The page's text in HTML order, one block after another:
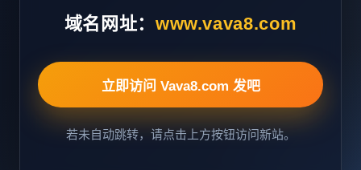
域名网址： www.vava8.com
立即访问 Vava8.com 发吧
若未自动跳转，请点击上方按钮访问新站。